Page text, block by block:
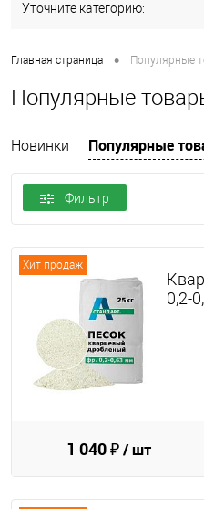
Уточните категорию:
Главная страница • Популярные
Популярные
Новинки Популярные
Фильтр
Хит продаж
0,2-
1 040 ₽/ шт